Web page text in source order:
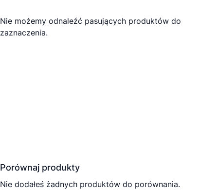
Nie możemy odnaleźć pasujących produktów do
zaznaczenia.
Porównaj produkty
Nie dodałeś żadnych produktów do porównania.